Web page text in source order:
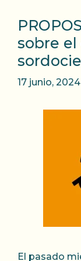
sobre el
17 junio, 2024
El pasado